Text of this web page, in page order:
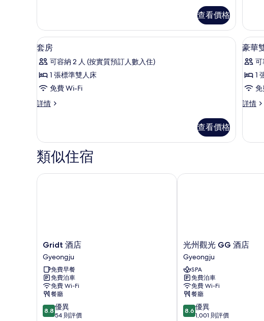
查看價格
載
入
所
有
房
相
片
高級寢具、羽絨被、Select Comfort 床墊、
5
套房
可容納 2 人 (按實質預訂人數入住)
1 張標準雙人床
免費 Wi-Fi
詳情
套
查看價格
載
入
所
有
華
人
相
9
豪華
可
1
免
詳情
豪
房
類似住宿
Gridt
酒
店
Gyeongju
Gridt 酒店
Gyeongju
免費早餐
免費泊車
免費 Wi-Fi
餐廳
8.8
分
8.8 優異
54 則評價
Gridt 酒店
光
州
觀
光
GG
酒
店
Gyeongju
光州觀光 GG 酒店
Gyeongju
SPA
免費泊車
免費 Wi-Fi
餐廳
8.6
分
8.6 優異
1,001 則評價
光州觀光 GG 酒店